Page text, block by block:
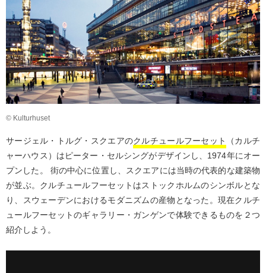
© Kulturhuset
サージェル・トルグ・スクエアのクルチュールフーセット
（カルチ
ャーハウス）はピーター・セルシングがデザインし、1974年にオー
プンした。 街の中心に位置し、スクエアには当時の代表的な建築物
が並ぶ。クルチュールフーセットはストックホルムのシンボルとな
り、スウェーデンにおけるモダニズムの産物となった。現在クルチ
ュールフーセットのギャラリー・ガンゲンで体験できるものを２つ
紹介しよう。